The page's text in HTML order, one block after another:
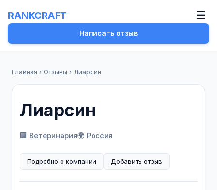
RANKCRAFT ☰
Написать отзыв
Главная › Отзывы › Лиарсин
Лиарсин
🏢 Ветеринария🌍 Россия
Подробно о компании Добавить отзыв